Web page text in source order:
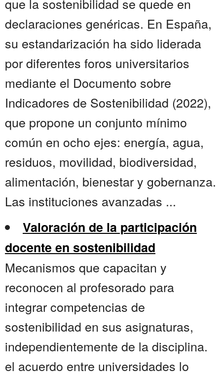
declaraciones genéricas. En España,
su estandarización ha sido liderada
por diferentes foros universitarios
mediante el Documento sobre
Indicadores de Sostenibilidad (2022),
que propone un conjunto mínimo
común en ocho ejes: energía, agua,
residuos, movilidad, biodiversidad,
alimentación, bienestar y gobernanza.
Las instituciones avanzadas ...
Valoración de la participación
docente en sostenibilidad
Mecanismos que capacitan y
reconocen al profesorado para
integrar competencias de
sostenibilidad en sus asignaturas,
independientemente de la disciplina.
el acuerdo entre universidades lo